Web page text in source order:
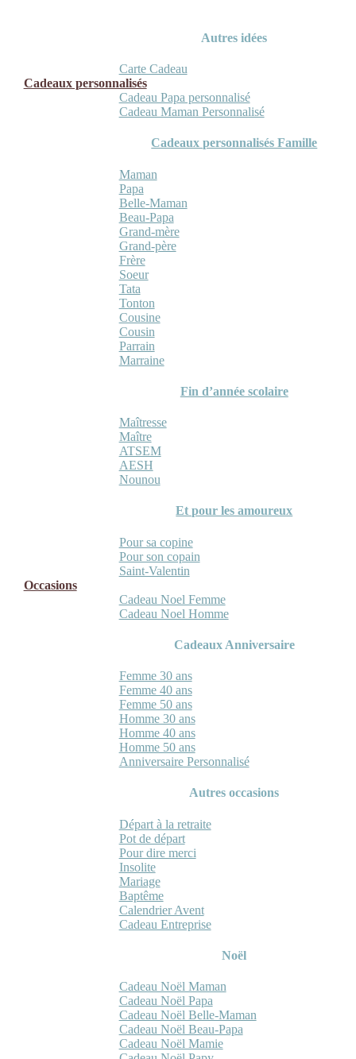
Autres idées
Carte Cadeau
Cadeaux personnalisés
Cadeau Papa personnalisé
Cadeau Maman Personnalisé
Cadeaux personnalisés Famille
Maman
Papa
Belle-Maman
Beau-Papa
Grand-mère
Grand-père
Frère
Soeur
Tata
Tonton
Cousine
Cousin
Parrain
Marraine
Fin d’année scolaire
Maîtresse
Maître
ATSEM
AESH
Nounou
Et pour les amoureux
Pour sa copine
Pour son copain
Saint-Valentin
Occasions
Cadeau Noel Femme
Cadeau Noel Homme
Cadeaux Anniversaire
Femme 30 ans
Femme 40 ans
Femme 50 ans
Homme 30 ans
Homme 40 ans
Homme 50 ans
Anniversaire Personnalisé
Autres occasions
Départ à la retraite
Pot de départ
Pour dire merci
Insolite
Mariage
Baptême
Calendrier Avent
Cadeau Entreprise
Noël
Cadeau Noël Maman
Cadeau Noël Papa
Cadeau Noël Belle-Maman
Cadeau Noël Beau-Papa
Cadeau Noël Mamie